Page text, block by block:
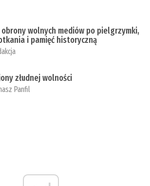
obrony wolnych mediów po pielgrzymki,
i pamięć historyczną
złudnej wolności
Panfil